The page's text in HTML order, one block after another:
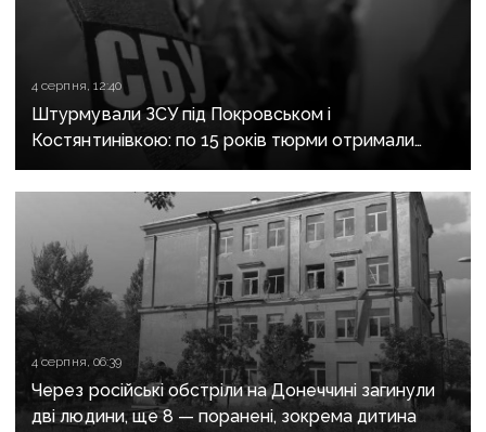
4 серпня, 12:40
Штурмували ЗСУ під Покровськом і
Костянтинівкою: по 15 років тюрми отримали
десятеро бойовиків, які воювали на боці рф
4 серпня, 06:39
Через російські обстріли на Донеччині загинули
дві людини, ще 8 — поранені, зокрема дитина